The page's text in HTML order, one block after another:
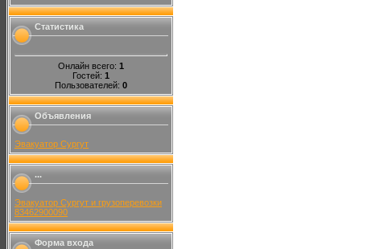
Статистика
Онлайн всего: 1
Гостей: 1
Пользователей: 0
Объявления
Эвакуатор Сургут
...
Эвакуатор Сургут и грузоперевозки
83462900090
Форма входа